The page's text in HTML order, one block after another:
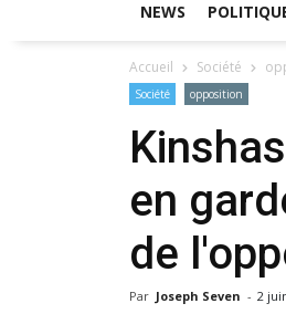
NEWS
Accueil Société
Société opposition
en
de
Par Joseph Seven - 2